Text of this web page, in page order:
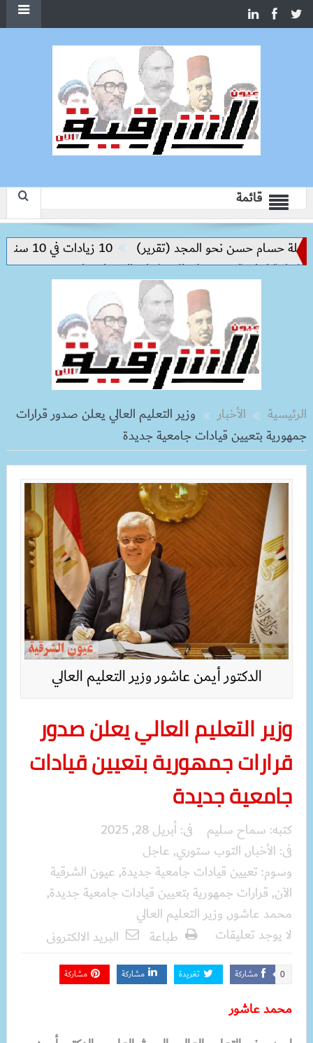
قائمة
حسام حسن نحو المجد (تقرير)
10 زيادات في 10 سنوات.. هل حان الوقت لرفع دعم البنزين نهائيا؟
ترتكز على الاستثمار والتكنولوجيا
الرئيسية الأخبار
وزير التعليم العالي يعلن صدور قرارات
جمهورية بتعيين قيادات جامعية جديدة
الدكتور أيمن عاشور وزير التعليم العالي
وزير التعليم العالي يعلن صدور
قرارات جمهورية بتعيين قيادات
جامعية جديدة
كتبه: سماح سليم فى:أبريل 28, 2025
فى: الأخبار, التوب ستوري, عاجل
وسوم: تعيين قيادات جامعية جديدة, عيون الشرقية
الآن, قرارات جمهورية بتعيين قيادات جامعية جديدة,
محمد عاشور, وزير التعليم العالي
لا يوجد تعليقات
طباعة البريد الالكترونى
مشاركة 0 تغريدة مشاركة مشاركة
محمد عاشور